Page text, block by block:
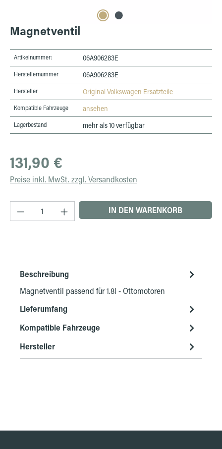
Magnetventil
Artikelnummer: 06A906283E
Herstellernummer 06A906283E
Hersteller Original Volkswagen Ersatzteile
Kompatible Fahrzeuge ansehen
Lagerbestand mehr als 10 verfügbar
Regulärer Preis:
131,90 €
Preise inkl. MwSt. zzgl. Versandkosten
Produkt Anzahl: Gib den gewünschten Wert
IN DEN WARENKORB
Beschreibung
Magnetventil passend für 1.8l - Ottomotoren
Lieferumfang
Kompatible Fahrzeuge
Hersteller